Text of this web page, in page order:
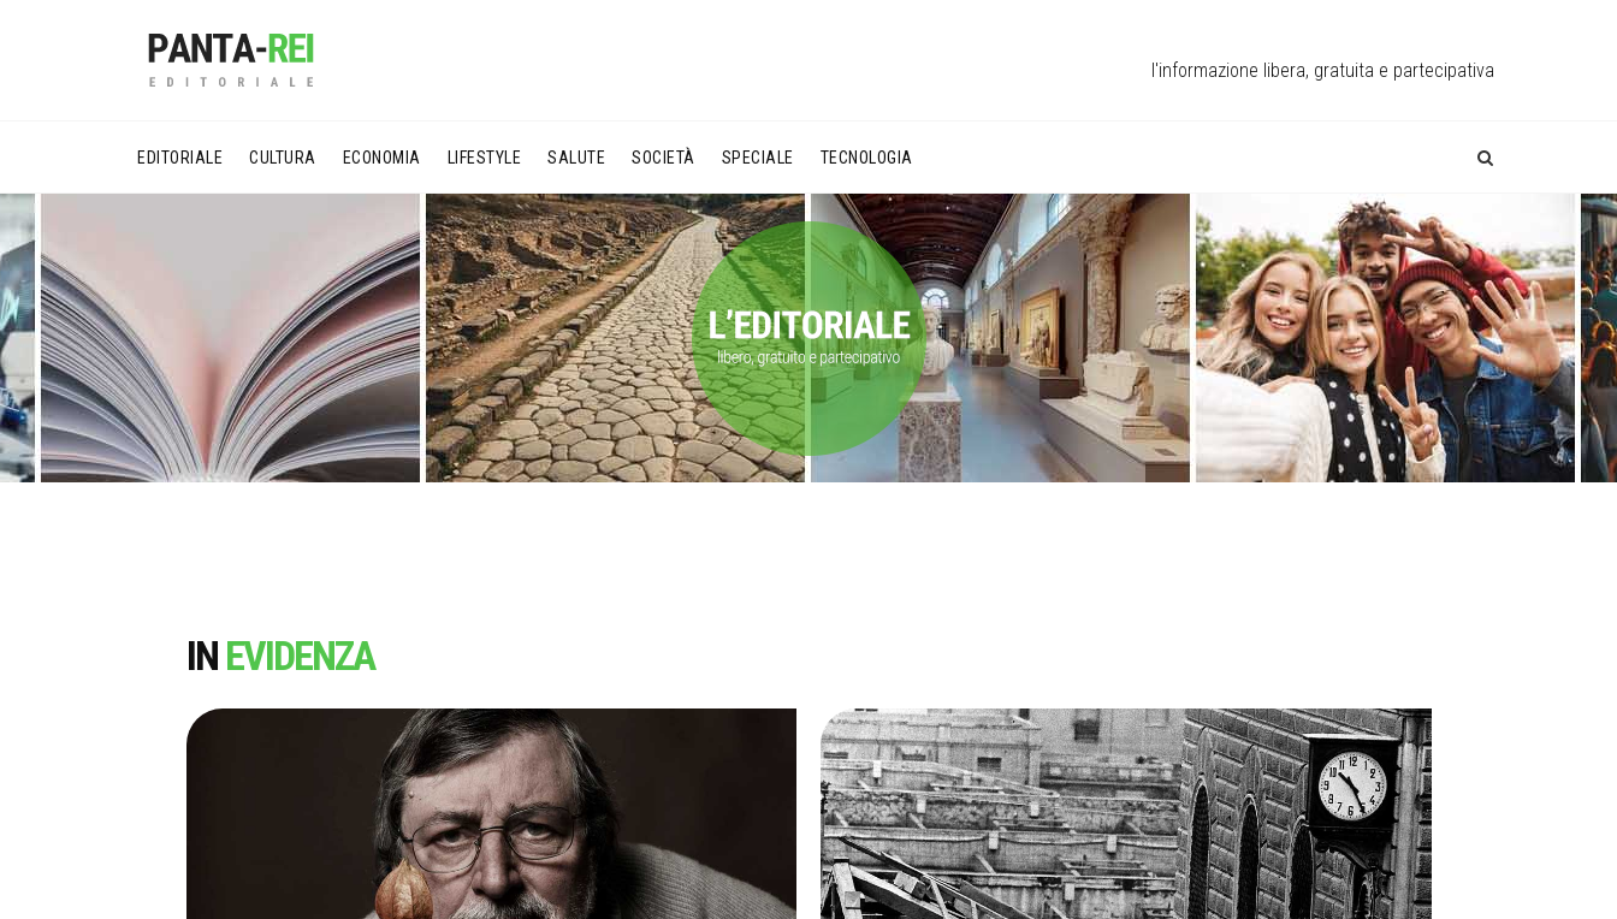
l'informazione libera, gratuita e partecipativa
EDITORIALE CULTURA ECONOMIA LIFESTYLE SALUTE SOCIETÀ SPECIALE TECNOLOGIA
IN EVIDENZA